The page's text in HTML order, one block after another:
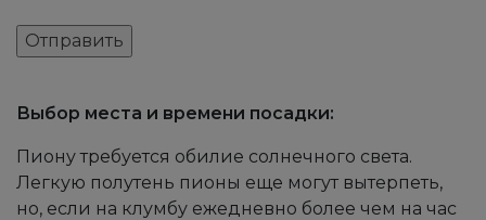
Выбор места и времени посадки:
Пиону требуется обилие солнечного света.
Легкую полутень пионы еще могут вытерпеть,
но, если на клумбу ежедневно более чем на час